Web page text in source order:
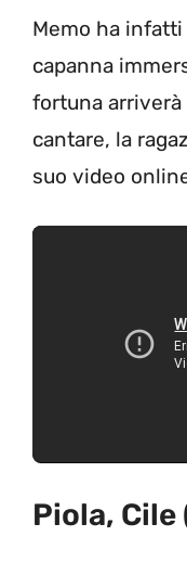
Memo ha
capanna
fortuna arriverà
cantare, la
suo video
Piola,